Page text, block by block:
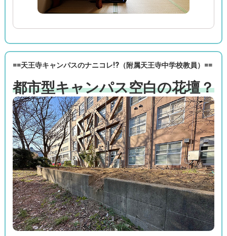
==天王寺キャンパスのナニコレ!?（附属天王寺中学校教員）==
都市型キャンパス空白の花壇？